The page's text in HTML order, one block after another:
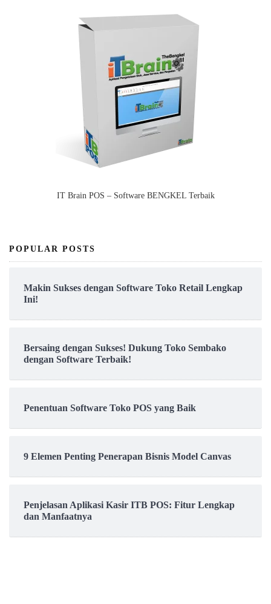
IT Brain POS – Software BENGKEL Terbaik
POPULAR POSTS
Makin Sukses dengan Software Toko Retail Lengkap
Ini!
Bersaing dengan Sukses! Dukung Toko Sembako
dengan Software Terbaik!
Penentuan Software Toko POS yang Baik
9 Elemen Penting Penerapan Bisnis Model Canvas
Penjelasan Aplikasi Kasir ITB POS: Fitur Lengkap
dan Manfaatnya